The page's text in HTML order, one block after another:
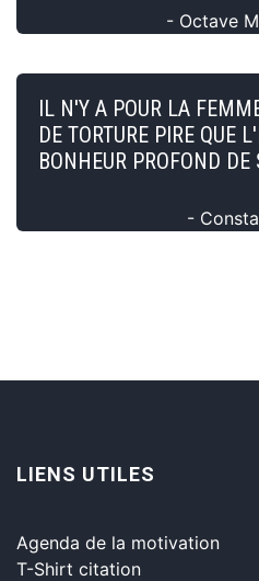
- Octave
IL N'Y A POUR LA
DE TORTURE PIRE QUE
BONHEUR PROFOND DE
-
LIENS UTILES
Agenda de la motivation
T-Shirt citation